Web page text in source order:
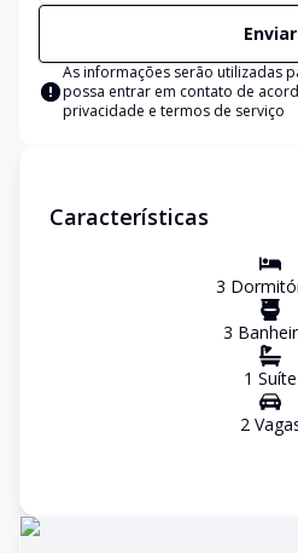
Enviar
As informações serão utilizadas
possa entrar em contato de
privacidade e termos de serviço
Características
3
3
1 Suíte
2Vaga